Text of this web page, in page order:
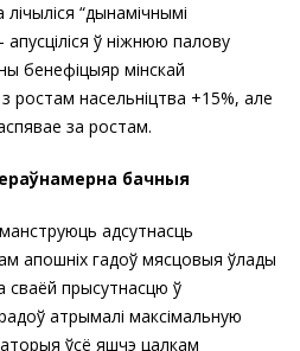
“дынамічнымі
апусціліся ў ніжнюю палову
бенефіцыяр мінскай
ростам насельніцтва +15%, але
за ростам.
бачныя
адсутнасць
апошніх гадоў мясцовыя ўлады
сваёй прысутнасцю ў
атрымалі максімальную
ўсё яшчэ цалкам